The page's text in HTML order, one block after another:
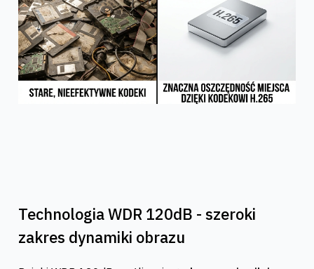
Technologia WDR 120dB - szeroki
zakres dynamiki obrazu